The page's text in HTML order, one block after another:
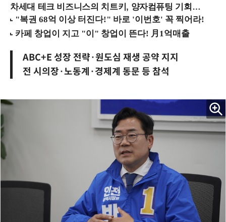
차세대 테크 비즈니스의 치트키, 양자컴퓨팅 기회를 선점하라! (8/28 강남역)
ABC+E 성장 전략·원도심 재생 공약 지지
전 시의장·노동계·경제계 동문 등 참석